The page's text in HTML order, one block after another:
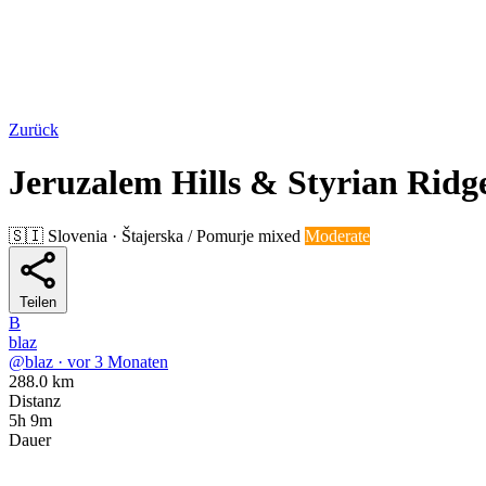
Zurück
Jeruzalem Hills & Styrian
🇸🇮 Slovenia · Štajerska / Pomurje mixed Moderate
Teilen
B
blaz
@blaz · vor 3 Monaten
288.0 km
Distanz
5h 9m
Dauer